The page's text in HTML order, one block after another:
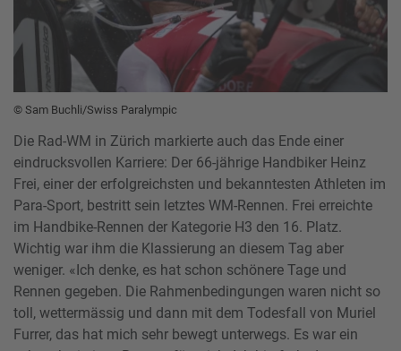
© Sam Buchli/Swiss Paralympic
Die Rad-WM in Zürich markierte auch das Ende einer
eindrucksvollen Karriere: Der 66-jährige Handbiker Heinz
Frei, einer der erfolgreichsten und bekanntesten Athleten im
Para-Sport, bestritt sein letztes WM-Rennen. Frei erreichte
im Handbike-Rennen der Kategorie H3 den 16. Platz.
Wichtig war ihm die Klassierung an diesem Tag aber
weniger. «Ich denke, es hat schon schönere Tage und
Rennen gegeben. Die Rahmenbedingungen waren nicht so
toll, wettermässig und dann mit dem Todesfall von Muriel
Furrer, das hat mich sehr bewegt unterwegs. Es war ein